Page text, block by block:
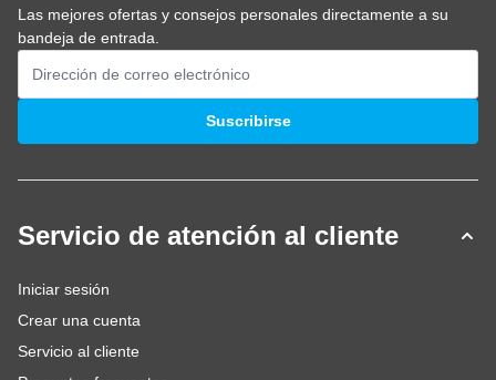
Las mejores ofertas y consejos personales directamente a su
bandeja de entrada.
Dirección de email
Suscribirse
Servicio de atención al cliente
Iniciar sesión
Crear una cuenta
Servicio al cliente